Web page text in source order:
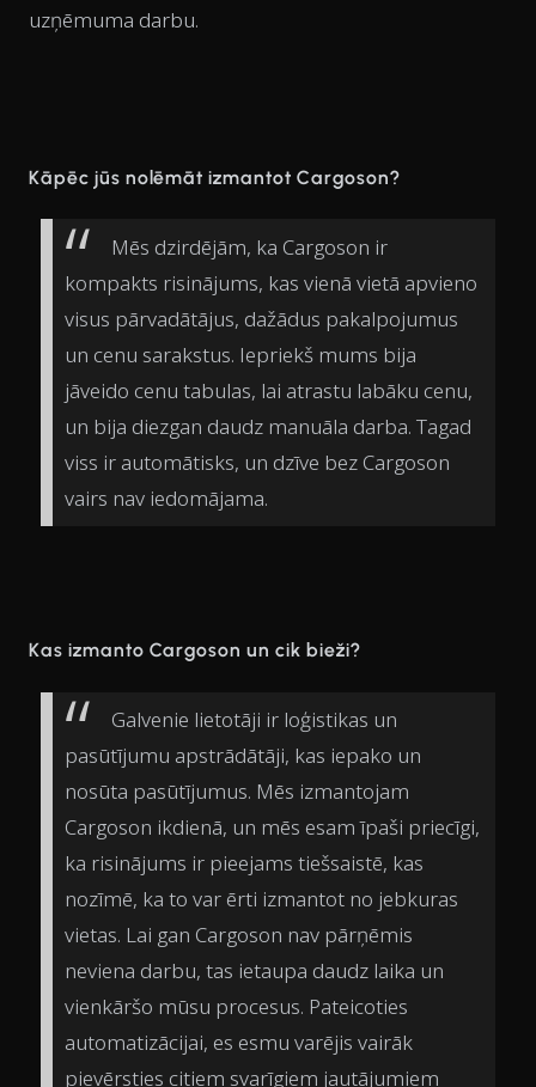
uzņēmuma darbu.
Kāpēc jūs nolēmāt izmantot Cargoson?
Mēs dzirdējām, ka Cargoson ir
kompakts risinājums, kas vienā vietā apvieno
visus pārvadātājus, dažādus pakalpojumus
un cenu sarakstus. Iepriekš mums bija
jāveido cenu tabulas, lai atrastu labāku cenu,
un bija diezgan daudz manuāla darba. Tagad
viss ir automātisks, un dzīve bez Cargoson
vairs nav iedomājama.
Kas izmanto Cargoson un cik bieži?
Galvenie lietotāji ir loģistikas un
pasūtījumu apstrādātāji, kas iepako un
nosūta pasūtījumus. Mēs izmantojam
Cargoson ikdienā, un mēs esam īpaši priecīgi,
ka risinājums ir pieejams tiešsaistē, kas
nozīmē, ka to var ērti izmantot no jebkuras
vietas. Lai gan Cargoson nav pārņēmis
neviena darbu, tas ietaupa daudz laika un
vienkāršo mūsu procesus. Pateicoties
automatizācijai, es esmu varējis vairāk
pievērsties citiem svarīgiem jautājumiem